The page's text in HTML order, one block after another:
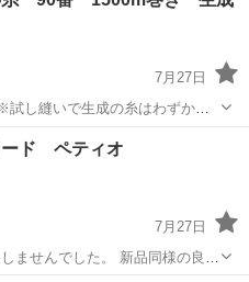
7月27日
ド ペティオ
7月27日
ませんでした。 新品同様の良